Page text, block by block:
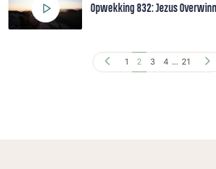
Opwekking 832: Jezus
1 2 3 4 ... 21